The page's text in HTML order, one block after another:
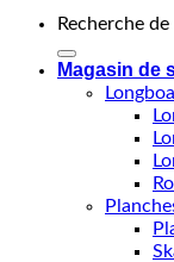
Recherche de
Magasin de